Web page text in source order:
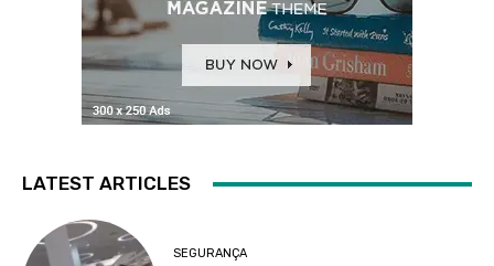
LATEST ARTICLES
SEGURANÇA